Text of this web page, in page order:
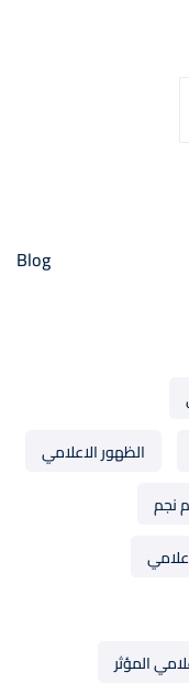
Blog
الظهور الاعلامي
نجم
المؤثر